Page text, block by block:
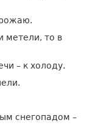
метели, то в
– к холоду.
снегопадом –